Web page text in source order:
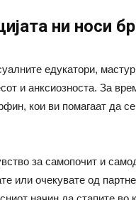
ни носи
едукатори,
и анксиозноста. За
кои ви помагаат да
за самопочит и
или очекувате од